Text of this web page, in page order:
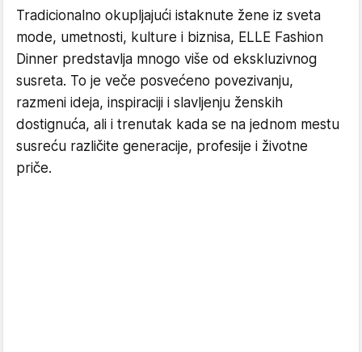
Tradicionalno okupljajući istaknute žene iz sveta
mode, umetnosti, kulture i biznisa, ELLE Fashion
Dinner predstavlja mnogo više od ekskluzivnog
susreta. To je veče posvećeno povezivanju,
razmeni ideja, inspiraciji i slavljenju ženskih
dostignuća, ali i trenutak kada se na jednom mestu
susreću različite generacije, profesije i životne
priče.